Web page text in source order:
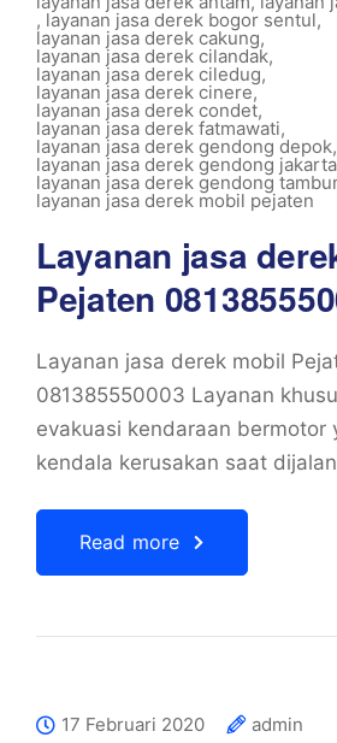
, layanan jasa derek bogor sentul,
layanan jasa derek cakung,
layanan jasa derek cilandak,
layanan jasa derek ciledug,
layanan jasa derek cinere,
layanan jasa derek condet,
layanan jasa derek fatmawati,
layanan jasa derek gendong depok,
layanan jasa derek gendong jakarta
layanan jasa derek gendong
layanan jasa derek mobil pejaten
Layanan jasa
Pejaten
Layanan jasa derek mobil
081385550003 Layanan
evakuasi kendaraan bermotor
kendala kerusakan saat
Read more
17 Februari 2020
admin